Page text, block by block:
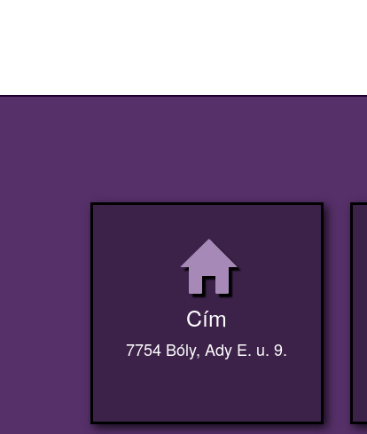
Cím
7754 Bóly, Ady E. u. 9.